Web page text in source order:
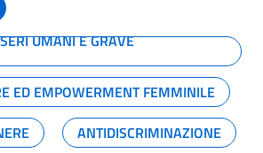
UMANI E GRAVE
ED EMPOWERMENT FEMMINILE
ANTIDISCRIMINAZIONE